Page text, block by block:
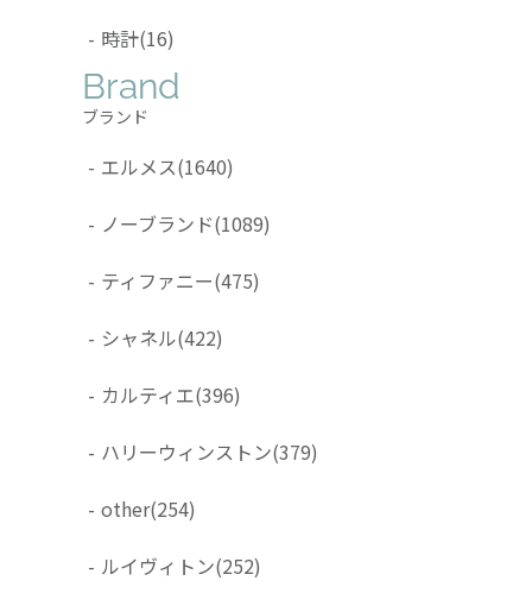
- 時計(16)
Brand
ブランド
- エルメス(1640)
- ノーブランド(1089)
- ティファニー(475)
- シャネル(422)
- カルティエ(396)
- ハリーウィンストン(379)
- other(254)
- ルイヴィトン(252)